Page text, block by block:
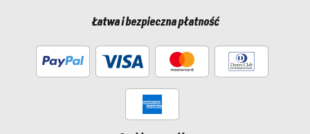
Łatwa i bezpieczna płatność